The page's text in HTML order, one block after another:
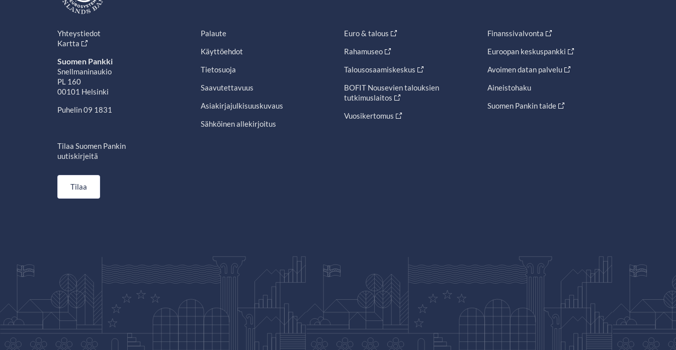
Yhteystiedot
Kartta
Suomen Pankki
Snellmaninaukio
PL 160
00101 Helsinki
Puhelin 09 1831
Tilaa Suomen Pankin
uutiskirjeitä
Tilaa
Palaute
Käyttöehdot
Tietosuoja
Saavutettavuus
Asiakirjajulkisuuskuvaus
Sähköinen allekirjoitus
Euro & talous
Rahamuseo
Talousosaamiskeskus
BOFIT Nousevien talouksien
tutkimuslaitos
Vuosikertomus
Finanssivalvonta
Euroopan keskuspankki
Avoimen datan palvelu
Aineistohaku
Suomen Pankin taide